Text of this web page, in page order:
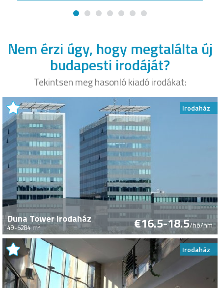
Nem érzi úgy, hogy megtalálta új
budapesti irodáját?
Tekintsen meg hasonló kiadó irodákat:
Irodaház
Duna Tower Irodaház
49-5284 m2 €16.5-18.5/hó/nm
Irodaház